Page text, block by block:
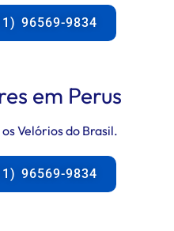
96569-9834
em Perus
Velórios do Brasil.
96569-9834